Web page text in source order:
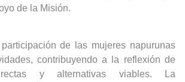
de la Misión.
de las mujeres napurunas
contribuyendo a la reflexión de
y alternativas viables. La